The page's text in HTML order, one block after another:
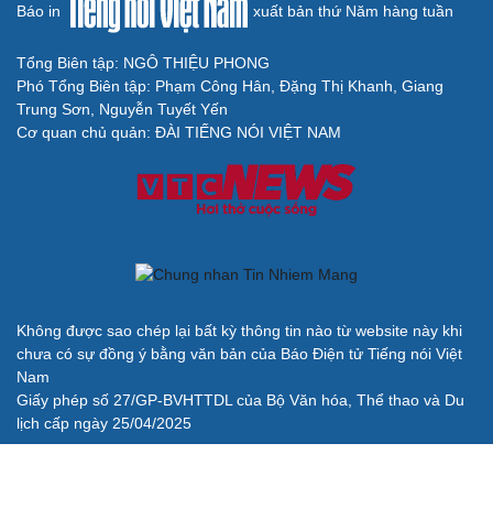
Báo in xuất bản thứ Năm hàng tuần
Tổng Biên tập: NGÔ THIỆU PHONG
Phó Tổng Biên tập: Phạm Công Hân, Đặng Thị Khanh, Giang
Trung Sơn, Nguyễn Tuyết Yến
Cơ quan chủ quản: ĐÀI TIẾNG NÓI VIỆT NAM
Không được sao chép lại bất kỳ thông tin nào từ website này khi
chưa có sự đồng ý bằng văn bản của Báo Điện tử Tiếng nói Việt
Nam
Giấy phép số 27/GP-BVHTTDL của Bộ Văn hóa, Thể thao và Du
lịch cấp ngày 25/04/2025